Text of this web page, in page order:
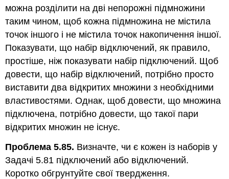
можна розділити на дві непорожні підмножини
таким чином, щоб кожна підмножина не містила
точок іншого і не містила точок накопичення іншої.
Показувати, що набір відключений, як правило,
простіше, ніж показувати набір підключений. Щоб
довести, що набір відключений, потрібно просто
виставити два відкритих множини з необхідними
властивостями. Однак, щоб довести, що множина
підключена, потрібно довести, що такої пари
відкритих множин не існує.
Проблема 5.85. Визначте, чи є кожен із наборів у
Задачі 5.81 підключений або відключений.
Коротко обгрунтуйте свої твердження.